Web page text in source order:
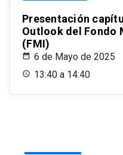
Presentación
Outlook del Fondo
(FMI)
6 de Mayo de 2025
13:40 a 14:40